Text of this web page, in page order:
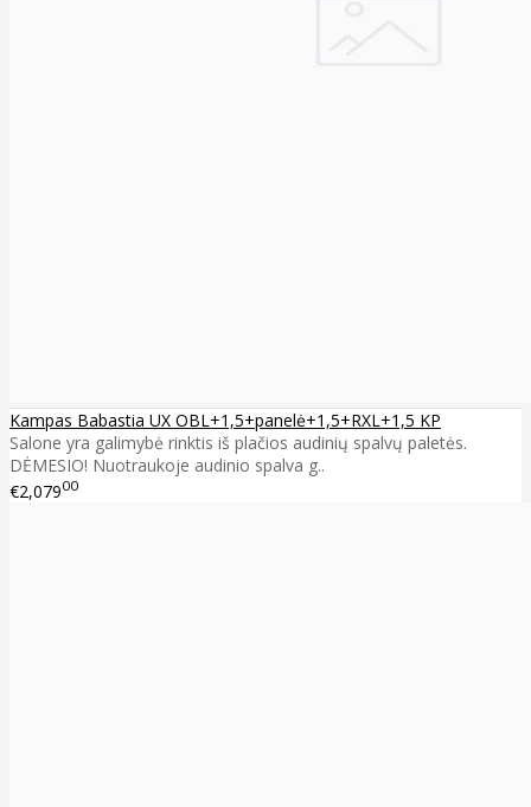
Kampas Babastia UX OBL+1,5+panelė+1,5+RXL+1,5 KP
Salone yra galimybė rinktis iš plačios audinių spalvų paletės.
DĖMESIO! Nuotraukoje audinio spalva g..
€2,07900